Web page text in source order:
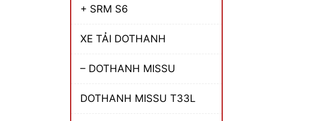
+ SRM S6
XE TẢI DOTHANH
– DOTHANH MISSU
DOTHANH MISSU T33L